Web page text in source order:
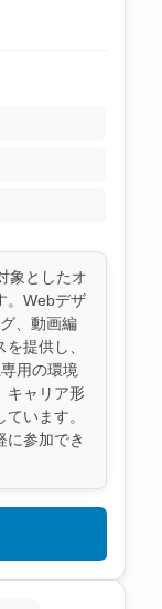
象としたオ
。Webデザ
、動画編
提供し、
用の環境
キャリア形
います。
に参加でき